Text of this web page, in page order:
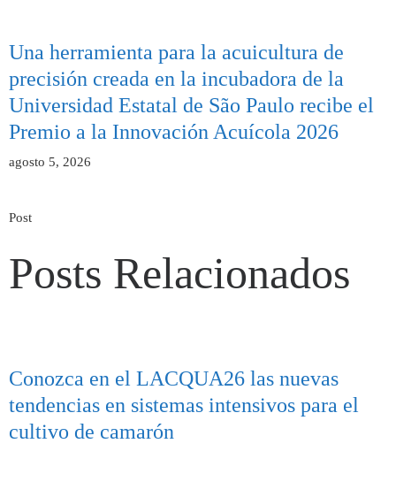
Una herramienta para la acuicultura de
precisión creada en la incubadora de la
Universidad Estatal de São Paulo recibe el
Premio a la Innovación Acuícola 2026
agosto 5, 2026
Post
Posts Relacionados
Conozca en el LACQUA26 las nuevas
tendencias en sistemas intensivos para el
cultivo de camarón